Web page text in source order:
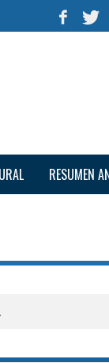
RESUMEN